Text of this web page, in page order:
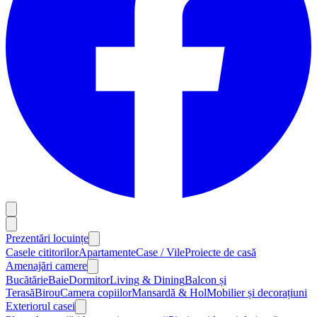
Prezentări locuințe
Casele cititorilorApartamenteCase / VileProiecte de casă
Amenajări camere
BucătărieBaieDormitorLiving & DiningBalcon și
TerasăBirouCamera copiilorMansardă & HolMobilier și decorațiuni
Exteriorul casei